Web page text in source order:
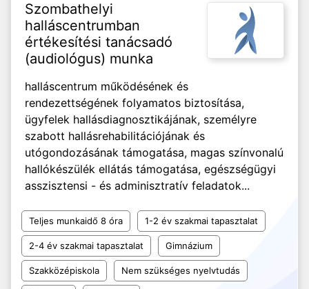
Szombathelyi
halláscentrumban
értékesítési tanácsadó
(audiológus) munka
halláscentrum működésének és
rendezettségének folyamatos biztosítása,
ügyfelek hallásdiagnosztikájának, személyre
szabott hallásrehabilitációjának és
utógondozásának támogatása, magas színvonalú
hallókészülék ellátás támogatása, egészségügyi
asszisztensi - és adminisztratív feladatok...
Teljes munkaidő 8 óra 1-2 év szakmai tapasztalat
2-4 év szakmai tapasztalat Gimnázium
Szakközépiskola Nem szükséges nyelvtudás